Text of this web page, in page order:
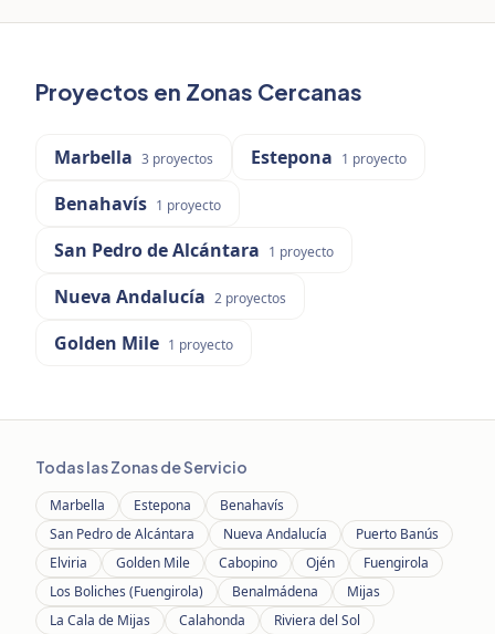
Proyectos en Zonas Cercanas
Marbella 3 proyectos Estepona 1 proyecto
Benahavís 1 proyecto
San Pedro de Alcántara 1 proyecto
Nueva Andalucía 2 proyectos
Golden Mile 1 proyecto
Todas las Zonas de Servicio
Marbella Estepona
Benahavís
San Pedro de Alcántara
Nueva Andalucía
Puerto Banús
Elviria
Golden Mile Cabopino Ojén
Fuengirola
Los Boliches (Fuengirola)
Benalmádena
Mijas
La Cala de Mijas
Calahonda
Riviera del Sol